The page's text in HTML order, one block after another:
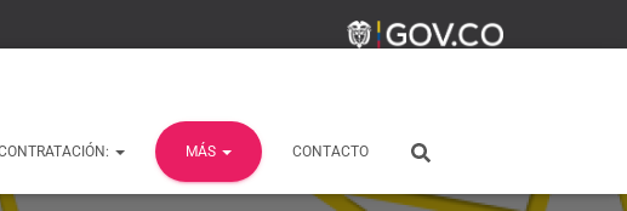
MÁS CONTACTO